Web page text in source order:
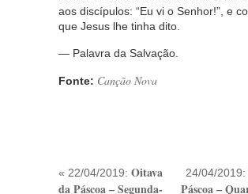
aos discípulos: “Eu vi o Senhor!”, e
que Jesus lhe tinha dito.
— Palavra da Salvação.
Fonte: Canção Nova
« 22/04/2019: Oitava
da Páscoa – Segunda-
24/04/2019:
Páscoa –